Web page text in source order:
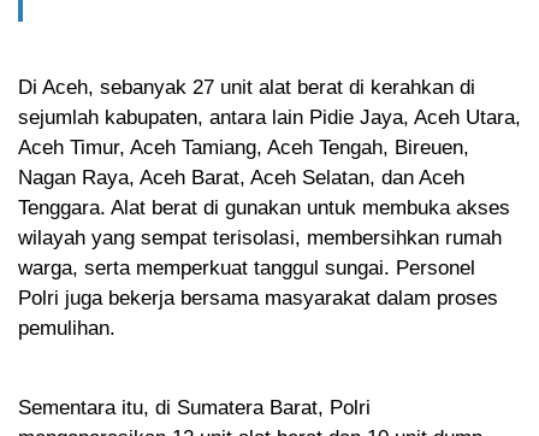
Di Aceh, sebanyak 27 unit alat berat di kerahkan di
sejumlah kabupaten, antara lain Pidie Jaya, Aceh Utara,
Aceh Timur, Aceh Tamiang, Aceh Tengah, Bireuen,
Nagan Raya, Aceh Barat, Aceh Selatan, dan Aceh
Tenggara. Alat berat di gunakan untuk membuka akses
wilayah yang sempat terisolasi, membersihkan rumah
warga, serta memperkuat tanggul sungai. Personel
Polri juga bekerja bersama masyarakat dalam proses
pemulihan.
Sementara itu, di Sumatera Barat, Polri